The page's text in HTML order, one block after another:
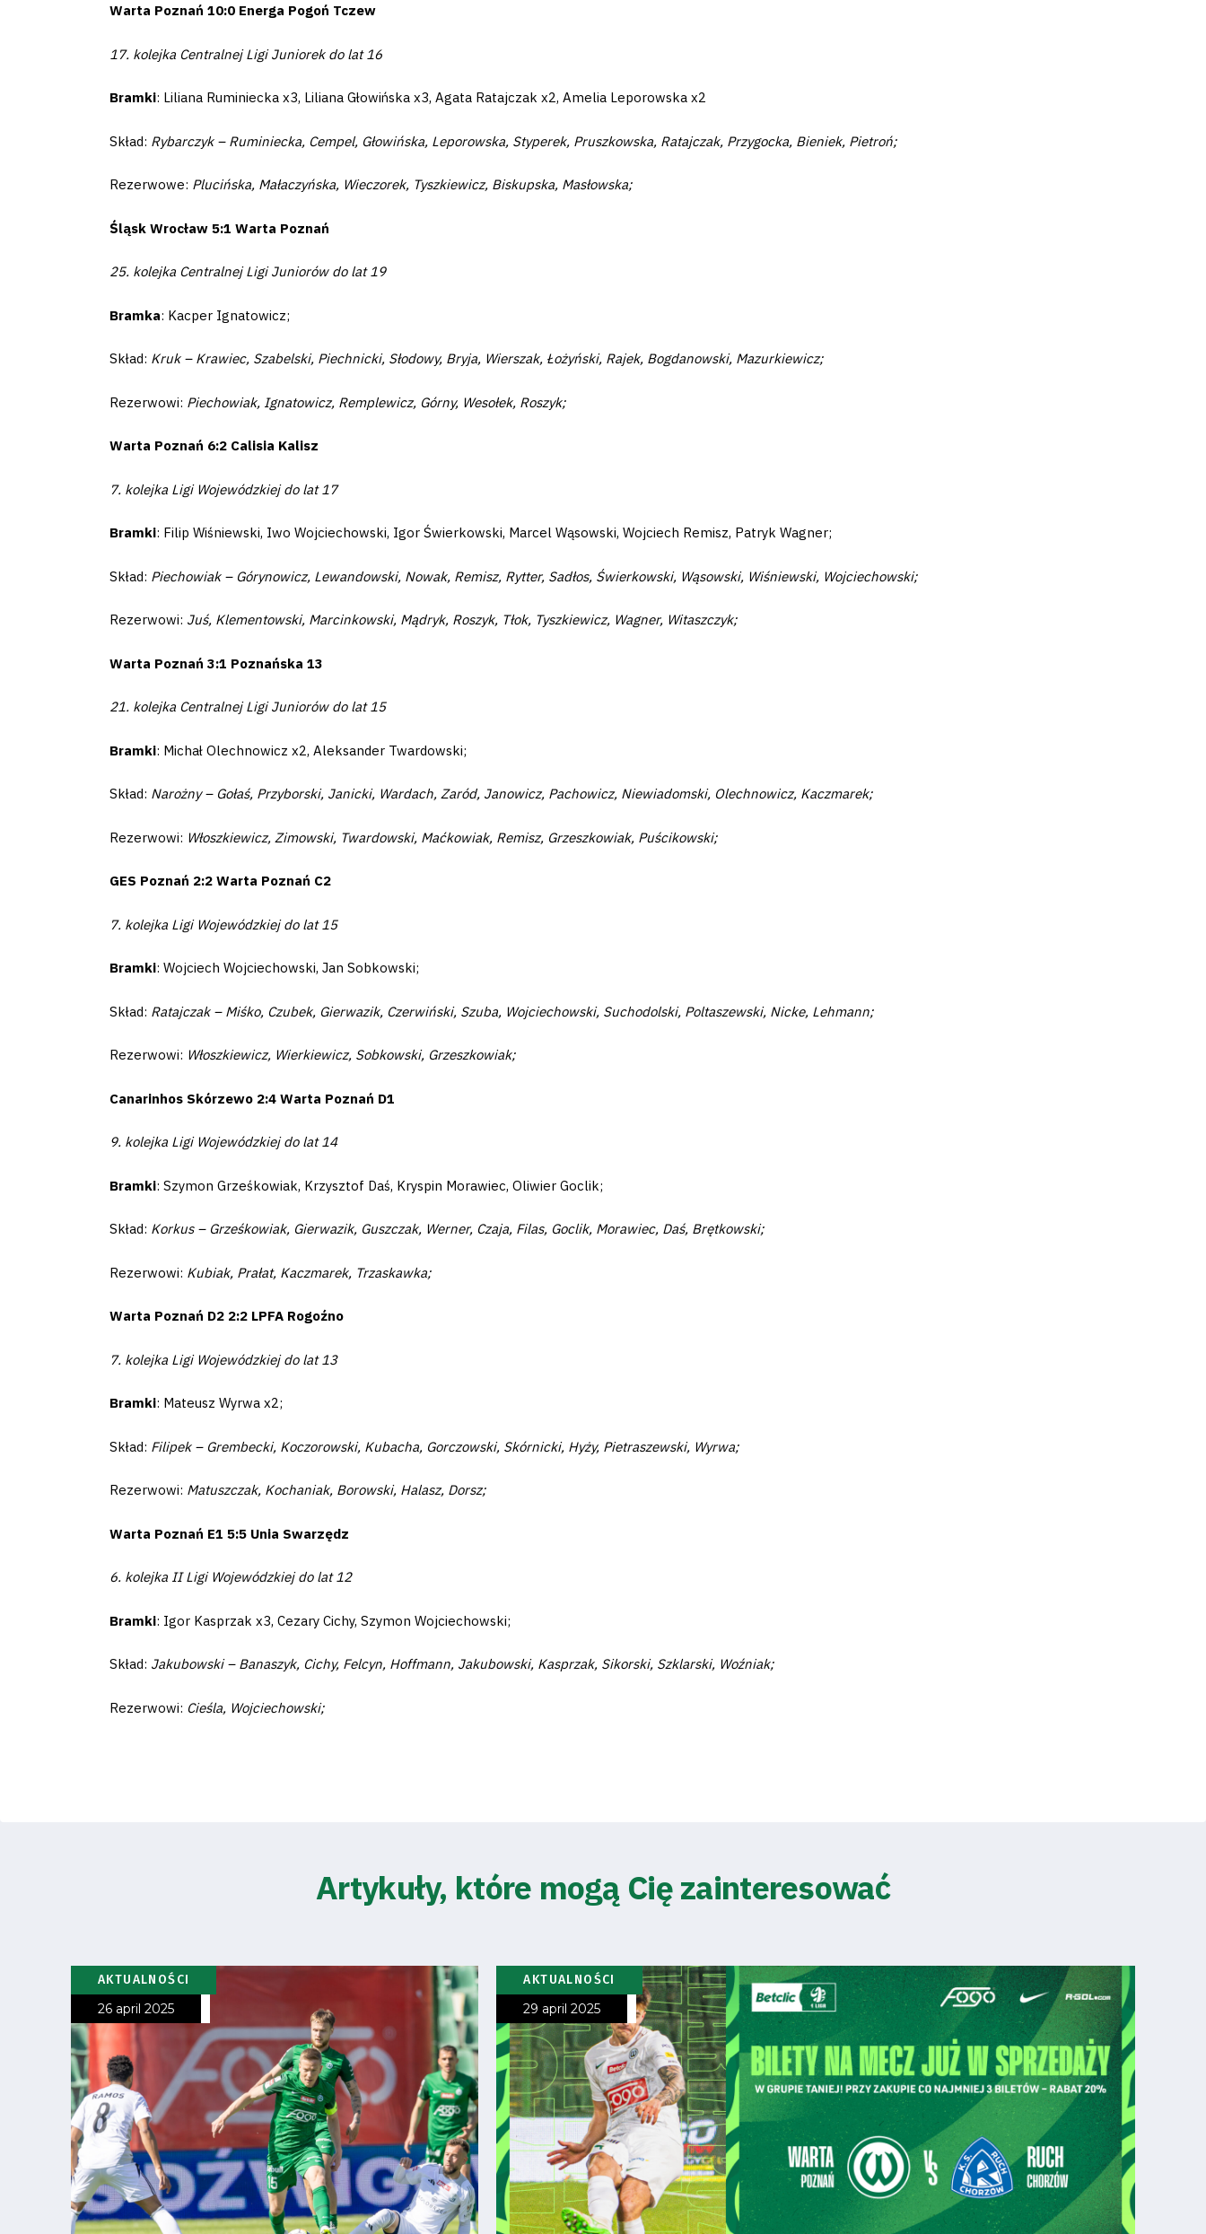
schedule
Academy
Foundation
Business
Privacy
Regulations
Development
Strategy
Warta’s
Warta Poznań 10:0 Energa Pogoń Tczew
17. kolejka Centralnej Ligi Juniorek do lat 16
Bramki: Liliana Ruminiecka x3, Liliana Głowińska x3, Agata Ratajczak x2, Amelia Leporowska x2
Skład: Rybarczyk – Ruminiecka, Cempel, Głowińska, Leporowska, Styperek, Pruszkowska, Ratajczak, Przygocka, Bieniek, Pietroń;
Rezerwowe: Plucińska, Małaczyńska, Wieczorek, Tyszkiewicz, Biskupska, Masłowska;
Śląsk Wrocław 5:1 Warta Poznań
25. kolejka Centralnej Ligi Juniorów do lat 19
Bramka: Kacper Ignatowicz;
Skład: Kruk – Krawiec, Szabelski, Piechnicki, Słodowy, Bryja, Wierszak, Łożyński, Rajek, Bogdanowski, Mazurkiewicz;
Rezerwowi: Piechowiak, Ignatowicz, Remplewicz, Górny, Wesołek, Roszyk;
Warta Poznań 6:2 Calisia Kalisz
7. kolejka Ligi Wojewódzkiej do lat 17
Bramki: Filip Wiśniewski, Iwo Wojciechowski, Igor Świerkowski, Marcel Wąsowski, Wojciech Remisz, Patryk Wagner;
Skład: Piechowiak – Górynowicz, Lewandowski, Nowak, Remisz, Rytter, Sadłos, Świerkowski, Wąsowski, Wiśniewski, Wojciechowski;
Rezerwowi: Juś, Klementowski, Marcinkowski, Mądryk, Roszyk, Tłok, Tyszkiewicz, Wagner, Witaszczyk;
Warta Poznań 3:1 Poznańska 13
21. kolejka Centralnej Ligi Juniorów do lat 15
Bramki: Michał Olechnowicz x2, Aleksander Twardowski;
Skład: Narożny – Gołaś, Przyborski, Janicki, Wardach, Zaród, Janowicz, Pachowicz, Niewiadomski, Olechnowicz, Kaczmarek;
Rezerwowi: Włoszkiewicz, Zimowski, Twardowski, Maćkowiak, Remisz, Grzeszkowiak, Puścikowski;
GES Poznań 2:2 Warta Poznań C2
7. kolejka Ligi Wojewódzkiej do lat 15
Bramki: Wojciech Wojciechowski, Jan Sobkowski;
Skład: Ratajczak – Miśko, Czubek, Gierwazik, Czerwiński, Szuba, Wojciechowski, Suchodolski, Poltaszewski, Nicke, Lehmann;
Rezerwowi: Włoszkiewicz, Wierkiewicz, Sobkowski, Grzeszkowiak;
Canarinhos Skórzewo 2:4 Warta Poznań D1
9. kolejka Ligi Wojewódzkiej do lat 14
Bramki: Szymon Grześkowiak, Krzysztof Daś, Kryspin Morawiec, Oliwier Goclik;
Skład: Korkus – Grześkowiak, Gierwazik, Guszczak, Werner, Czaja, Filas, Goclik, Morawiec, Daś, Brętkowski;
Rezerwowi: Kubiak, Prałat, Kaczmarek, Trzaskawka;
Warta Poznań D2 2:2 LPFA Rogoźno
7. kolejka Ligi Wojewódzkiej do lat 13
Bramki: Mateusz Wyrwa x2;
Skład: Filipek – Grembecki, Koczorowski, Kubacha, Gorczowski, Skórnicki, Hyży, Pietraszewski, Wyrwa;
Rezerwowi: Matuszczak, Kochaniak, Borowski, Halasz, Dorsz;
Warta Poznań E1 5:5 Unia Swarzędz
6. kolejka II Ligi Wojewódzkiej do lat 12
Bramki: Igor Kasprzak x3, Cezary Cichy, Szymon Wojciechowski;
Skład: Jakubowski – Banaszyk, Cichy, Felcyn, Hoffmann, Jakubowski, Kasprzak, Sikorski, Szklarski, Woźniak;
Rezerwowi: Cieśla, Wojciechowski;
Artykuły, które mogą Cię zainteresować
AKTUALNOŚCI
26 april 2025
AKTUALNOŚCI
29 april 2025